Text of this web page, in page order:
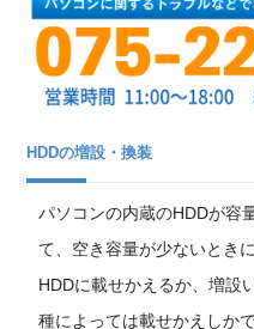
HDDの増設・換装
パソコンの内蔵のHDDが容
て、空き容量が少ないとき
HDDに載せかえるか、増設
種によっては載せかえしか